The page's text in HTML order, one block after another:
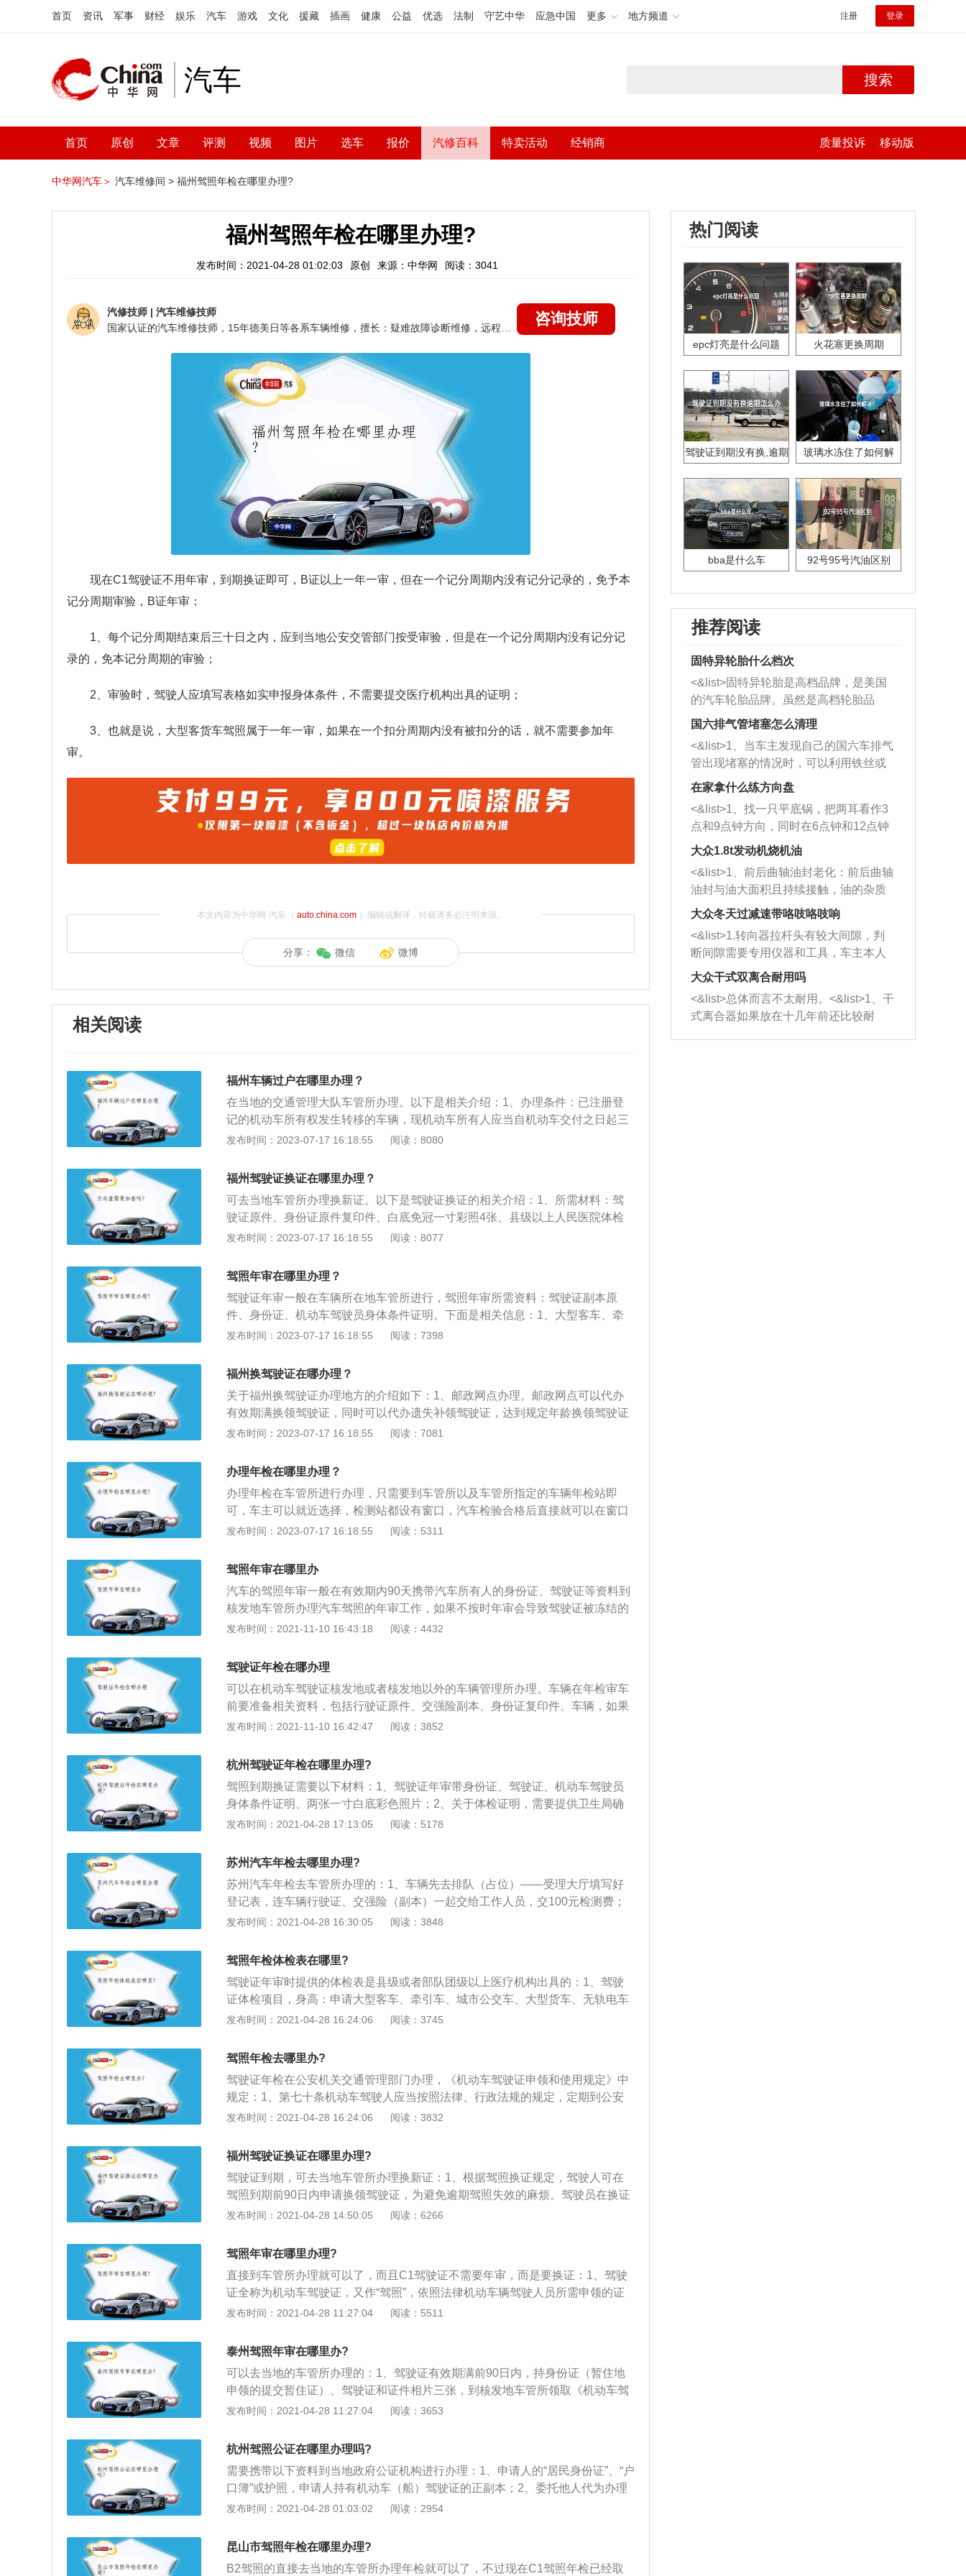
首页 资讯 军事 财经 娱乐 汽车 游戏 文化 援藏 插画 健康 公益 优选 法制 守艺中华 应急中国 更多 地方频道 注册 登录
汽车 搜索
首页 原创 文章 评测 视频 图片 选车 报价 汽修百科 特卖活动 经销商 质量投诉 移动版
中华网汽车＞ 汽车维修间 > 福州驾照年检在哪里办理?
福州驾照年检在哪里办理?
发布时间：2021-04-28 01:02:03 原创 来源：中华网 阅读：3041
汽修技师 | 汽车维修技师
咨询技师
现在C1驾驶证不用年审，到期换证即可，B证以上一年一审，但在一个记分周期内没有记分记录的，免予本
记分周期审验，B证年审：
1、每个记分周期结束后三十日之内，应到当地公安交管部门按受审验，但是在一个记分周期内没有记分记
录的，免本记分周期的审验；
2、审验时，驾驶人应填写表格如实申报身体条件，不需要提交医疗机构出具的证明；
3、也就是说，大型客货车驾照属于一年一审，如果在一个扣分周期内没有被扣分的话，就不需要参加年
审。
本文内容为中华网·汽车（ auto.china.com）编辑或翻译，转载请务必注明来源。
分享： 微信 微博
相关阅读
福州车辆过户在哪里办理？
在当地的交通管理大队车管所办理。以下是相关介绍：1、办理条件：已注册登
记的机动车所有权发生转移的车辆，现机动车所有人应当自机动车交付之日起三
十日内向登记地车辆管理所申请转移登记，申请前应将涉及该车的道路交通安全
申请表》(原件1份);现机动车所有人的身份证明(原件及复印件1份);机动车所有权
转移的证明或凭证(原件1份);机动车登记证书(原件);机动车行驶证(原件);车辆识别
代号(车架号)拓印膜(原件1份)。
发布时间：2023-07-17 16:18:55 阅读：8080
福州驾驶证换证在哪里办理？
可去当地车管所办理换新证。以下是驾驶证换证的相关介绍：1、所需材料：驾
驶证原件、身份证原件复印件、白底免冠一寸彩照4张、县级以上人民医院体检
证明。2、注意事项：驾驶证到期换证，不超过一年都可以正常换证。超过一
恢复驾驶证。超过两年，再加一项路考。超过三年直接注销。所以注意，无论如
何不要超过一年，一年之内还是可以正常换证；其次是千万别开车，否则交警会
按照无证驾驶对待。
发布时间：2023-07-17 16:18:55 阅读：8077
驾照年审在哪里办理？
驾驶证年审一般在车辆所在地车管所进行，驾照年审所需资料：驾驶证副本原
件、身份证、机动车驾驶员身体条件证明。下面是相关信息：1、大型客车、牵
引车、中型客车、大型货车：大型客车、牵引车、中型客车、大型货车(即A1、A
车驾驶人在核发地车辆管理所管辖区以外居住，可以向居住地车辆管理所申请证
明。3、就近办理：无论在哪个省市考取的机动车驾驶证，若身处异地后，驾驶
证到期、丢失、换领，您都可以随时、就近到居住地所在的交管部门办理。
发布时间：2023-07-17 16:18:55 阅读：7398
福州换驾驶证在哪办理？
关于福州换驾驶证办理地方的介绍如下：1、邮政网点办理。邮政网点可以代办
有效期满换领驾驶证，同时可以代办遗失补领驾驶证，达到规定年龄换领驾驶证
等10项业务。2、市民服务中心办理。驾驶证期满换证可以提早90天内办理，但
口办理转入换证。3、交警24T自助服务中心办理。自助服务中心实现驾驶证补换
换证等驾驶证业务可能随时进行办理。
发布时间：2023-07-17 16:18:55 阅读：7081
办理年检在哪里办理？
办理年检在车管所进行办理，只需要到车管所以及车管所指定的车辆年检站即
可，车主可以就近选择，检测站都设有窗口，汽车检验合格后直接就可以在窗口
盖章。办理年检需要带的证件：1、机动车行驶证正副页；2、安全技术检验合格
在缴纳交强险的同时一起缴纳；5、车主身份证，如他人代办的，代办人需携带
自己的身份证原件及复印件、委托书；6、反光三角牌。
发布时间：2023-07-17 16:18:55 阅读：5311
驾照年审在哪里办
汽车的驾照年审一般在有效期内90天携带汽车所有人的身份证、驾驶证等资料到
核发地车管所办理汽车驾照的年审工作，如果不按时年审会导致驾驶证被冻结的
现象。汽车的年审是指汽车的年检年审，年检的内容包括了汽车的刹车系统，点
证上是否一致，如果有不合格的项目，需要自己修理后再次参加复审才能办理签
证手续。如果汽车进行了改装的操作，没有备案的需要及时恢复，否则将无法通
过年检。
发布时间：2021-11-10 16:43:18 阅读：4432
驾驶证年检在哪办理
可以在机动车驾驶证核发地或者核发地以外的车辆管理所办理。车辆在年检审车
前要准备相关资料，包括行驶证原件、交强险副本、身份证复印件、车辆，如果
是单位的车，还要准备代理人的资料。年检基本流程：1、填写机动车牌证申请
找到违规查询窗口，如有违规，在此一并缴清罚款；4、找检测员进行车辆的外
检，要求打开车前盖，查验车架号，检测员给出检测合格签字页，之后，到检测
缴费窗口（一般是100元），给发票；5、找到检测登录窗口，所有材料留在该窗
口处；6、排队等待检测，检测完后给一张检测报告单；7、上交年检材料给工作
人员；8、年检合格，颁发年检标志。年检注意事项：1、查看有无违章记录，及
提前去更换新车牌；4、加装踏板、爆闪灯等都要拆卸，改装轮毂要换回之前
的；5、面包车等7座以上的车辆座位要放全，跟行驶证上的座位数相吻合，每个
座位都要有安全带。
发布时间：2021-11-10 16:42:47 阅读：3852
杭州驾驶证年检在哪里办理?
驾照到期换证需要以下材料：1、驾驶证年审带身份证、驾驶证、机动车驾驶员
身体条件证明、两张一寸白底彩色照片；2、关于体检证明，需要提供卫生局确
定的县级以上医疗机构或军队、武装警察部队确定的团级以上医疗机构出具的有
驶技能，缺少这种技能的如果随意驾驶机动车，就有可能发生交通事故，一般人
无证不能上路行驶。但对于已具备安全驾驶技术的人他们在道路上驾驶车辆，这
种允许的证件就是“驾驶证”。这说明驾驶证是一种“许可证明”。
发布时间：2021-04-28 17:13:05 阅读：5178
苏州汽车年检去哪里办理?
苏州汽车年检去车管所办理的：1、车辆先去排队（占位）——受理大厅填写好
登记表，连车辆行驶证、交强险（副本）一起交给工作人员，交100元检测费；
2、领会盖章后的表格——到自己的车辆上等待——工作人员开走车子后，到出
辆通行费240元／年，领回检验合格证，就OK啦；
发布时间：2021-04-28 16:30:05 阅读：3848
驾照年检体检表在哪里?
驾驶证年审时提供的体检表是县级或者部队团级以上医疗机构出具的：1、驾驶
证体检项目，身高：申请大型客车、牵引车、城市公交车、大型货车、无轨电车
准驾车型的，身高为155厘米以上。申请中型客车准驾车型的，身高为150厘米以
轨电车或者有轨电车准驾车型的，两眼裸视视力或者矫正视力达到对数视力表5.0
以上。申请其他准驾车型的，两眼裸视视力或者矫正视力达到对数视力表4.9以
上；3、辨色力：无红绿色盲，听力：两耳分别距间叉50厘米能辨别声源方向，
上肢：双手拇指健全，每只手其他手指必须有三指健全，肢体和手指运动功能正
常；4、下肢：运动功能正常。申请驾驶手动挡汽车，下肢不等长度不得大于5厘
发布时间：2021-04-28 16:24:06 阅读：3745
驾照年检去哪里办?
驾驶证年检在公安机关交通管理部门办理，《机动车驾驶证申领和使用规定》中
规定：1、第七十条机动车驾驶人应当按照法律、行政法规的规定，定期到公安
机关交通管理部门接受审验；2、机动车驾驶人按照本规定第五十七条、第五十
型客车、牵引车、城市公交车、中型客车、大型货车驾驶证的驾驶人，应当在每
个记分周期结束后三十日内到公安机关交通管理部门接受审验。但在一个记分周
期内没有记分记录的，免予本记分周期审验。
发布时间：2021-04-28 16:24:06 阅读：3832
福州驾驶证换证在哪里办理?
驾驶证到期，可去当地车管所办理换新证：1、根据驾照换证规定，驾驶人可在
驾照到期前90日内申请换领驾驶证，为避免逾期驾照失效的麻烦。驾驶员在换证
前，需要准备4份材料；2、要办理一份《机动车驾驶人身体条件证明》，证明的
提供白底免冠正面彩色近照3张；提供正在使用的驾照。
发布时间：2021-04-28 14:50:05 阅读：6266
驾照年审在哪里办理?
直接到车管所办理就可以了，而且C1驾驶证不需要年审，而是要换证：1、驾驶
证全称为机动车驾驶证，又作“驾照”，依照法律机动车辆驾驶人员所需申领的证
照；2、驾驶机动车需要一定的驾驶技能，缺少这种技能的如果随意驾驶机动
驾驶技术的人他们在道路上驾驶车辆，这种允许的证件就是“驾驶证”。这说明驾
驶证是一种“许可证明”。
发布时间：2021-04-28 11:27:04 阅读：5511
泰州驾照年审在哪里办?
可以去当地的车管所办理的：1、驾驶证有效期满前90日内，持身份证（暂住地
申领的提交暂住证）、驾驶证和证件相片三张，到核发地车管所领取《机动车驾
驶证申请表》；2、填写后到车管所指定的体检点体检，获身体条件证明后，一
需要填写申请表。
发布时间：2021-04-28 11:27:04 阅读：3653
杭州驾照公证在哪里办理吗?
需要携带以下资料到当地政府公证机构进行办理：1、申请人的“居民身份证”、“户
口簿”或护照，申请人持有机动车（船）驾驶证的正副本；2、委托他人代为办理
公证的，必须提交“授权委托书”和代理人的“居民身份证”，经公证机构核实（一般
考试取得政府公证机关颁发的驾驶证证明，证明这个驾驶证是合法取得的。
发布时间：2021-04-28 01:03:02 阅读：2954
昆山市驾照年检在哪里办理?
B2驾照的直接去当地的车管所办理年检就可以了，不过现在C1驾照年检已经取
热门阅读
epc灯亮是什么问题 火花塞更换周期
驾驶证到期没有换,逾期
玻璃水冻住了如何解
bba是什么车 92号95号汽油区别
推荐阅读
固特异轮胎什么档次
<&list>固特异轮胎是高档品牌，是美国
的汽车轮胎品牌。虽然是高档轮胎品
牌，但是中高低端的轮胎都有生产，这
也是为了更好的开拓市场。
国六排气管堵塞怎么清理
<&list>1、当车主发现自己的国六车排气
管出现堵塞的情况时，可以利用铁丝或
者是细棍，直接将杂物给取出来，如果
堵塞情况比较严重，也可以采取应急措
施。 <&list>2、直接利用木棍将所有的
杂物推到排气管里面的位置处，然后将
三元催化器拆解开，就可以将堵塞的东
西取出来。但如果是因为积碳过多引起
的堵塞，就需要将三元催化器泡在草酸
洗剂对堵塞的情况得到解决，将清洗剂
放在燃油箱中，与燃油混合后，车辆启
动时，就可以和汽油一起进入到燃烧
室，最后形成废气排出，就可以让三元
催化器得到清洗，排气管堵塞的情况就
能够得到解决。
在家拿什么练方向盘
<&list>1、找一只平底锅，把两耳看作3
点和9点钟方向，同时在6点钟和12点钟
方向做一个标记。 <&list>2、双手握住
一圈半的练习，往右同样也要打相同的
圈数。 <&list>3、最后强调要反复练
习，这样就可以形成肌肉记忆，在真实
驾驶车辆时，不需要记忆也能打好方
向。
大众1.8t发动机烧机油
<&list>1、前后曲轴油封老化：前后曲轴
油封与油大面积且持续接触，油的杂质
和发动机内持续温度变化使其密封效果
逐渐减弱，导致渗油或漏油。<&list>2、
活塞间隙过大：积碳会使活塞环与缸体
的间隙扩大，导致机油流入燃烧室中，
造成烧机油。<&list>3、机油粘度。使用
机油粘度过小的话，同样会有烧机油现
象，机油粘度过小具有很好的流动性，
大众冬天过减速带咯吱咯吱响
<&list>1.转向器拉杆头有较大间隙，判
断间隙需要专用仪器和工具，车主本人
无法制作，需要将车辆送到修理厂或4s
店；<&list>2.车辆半轴套管防尘罩破
裂，破裂后会出现漏油现象，使半轴磨
损严重，磨损的半轴容易损坏，产生异
响；<&list>3.稳定器的转向胶套和球头
大众干式双离合耐用吗
<&list>总体而言不太耐用。<&list>1、干
式离合器如果放在十几年前还比较耐